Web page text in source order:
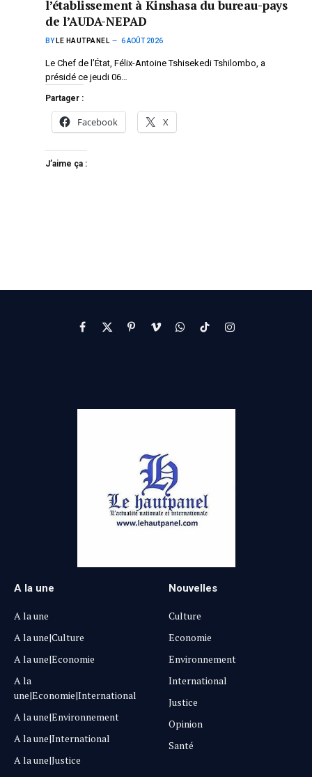
l’établissement à Kinshasa du bureau-pays
de l’AUDA-NEPAD
BY LE HAUTPANEL 6 AOÛT 2026
Le Chef de l’État, Félix-Antoine Tshisekedi Tshilombo, a
présidé ce jeudi 06…
Partager :
Facebook X
J’aime ça :
Facebook
X
PinterestVimeoWhatsApp
TikTokInstagram
A la une
A la une
A la une|Culture
A la une|Economie
A la
une|Economie|International
A la une|Environnement
A la une|International
A la une|Justice
Nouvelles
Culture
Economie
Environnement
International
Justice
Opinion
Santé